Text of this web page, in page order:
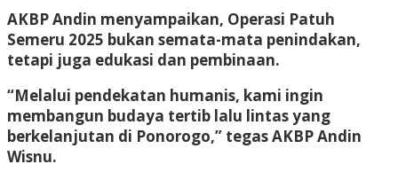
AKBP Andin menyampaikan, Operasi Patuh
Semeru 2025 bukan semata-mata penindakan,
tetapi juga edukasi dan pembinaan.
“Melalui pendekatan humanis, kami ingin
membangun budaya tertib lalu lintas yang
berkelanjutan di Ponorogo,” tegas AKBP Andin
Wisnu.